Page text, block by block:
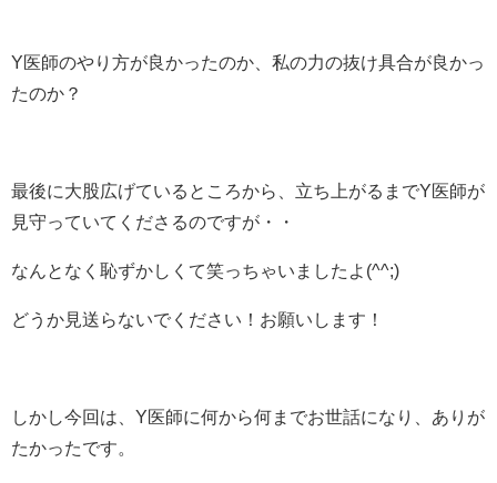
Y医師のやり方が良かったのか、私の力の抜け具合が良かっ
たのか？
最後に大股広げているところから、立ち上がるまでY医師が
見守っていてくださるのですが・・
なんとなく恥ずかしくて笑っちゃいましたよ(^^;)
どうか見送らないでください！お願いします！
しかし今回は、Y医師に何から何までお世話になり、ありが
たかったです。